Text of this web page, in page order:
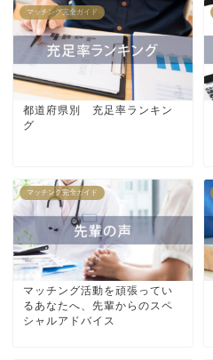
マッチング完全ガイド
都道府県別 充足率ランキン
グ
マッチング完全ガイド
マッチング活動を頑張ってい
るあなたへ、先輩からのスペ
シャルアドバイス